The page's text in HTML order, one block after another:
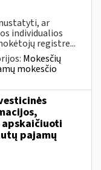
ar
individualios
registre...
Mokesčių
mokesčio
pajamų